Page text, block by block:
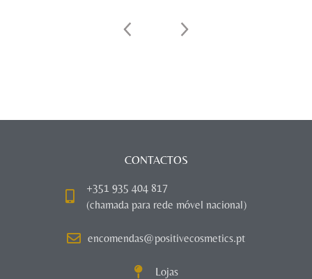
CONTACTOS
+351 935 404 817
(chamada para rede móvel nacional)
encomendas@positivecosmetics.pt
Lojas